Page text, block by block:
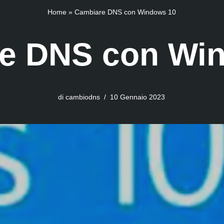
Home» Cambiare DNS con Windows 10
DNS con
di cambiodns 10 Gennaio 2023